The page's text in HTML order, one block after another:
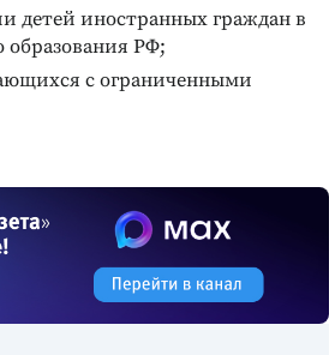
детей иностранных граждан в
образования РФ;
с ограниченными